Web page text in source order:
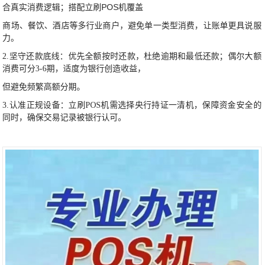
合真实消费逻辑；搭配立刷POS机覆盖
商场、餐饮、酒店等多行业商户，避免单一类型消费，让账单更具说服
力。
2.坚守还款底线：优先全额按时还款，杜绝逾期和最低还款；偶尔大额
消费可分3-6期，适度为银行创造收益，
但避免频繁高额分期。
3.认准正规设备：立刷POS机需选择央行持证一清机，保障资金安全的
同时，确保交易记录被银行认可。